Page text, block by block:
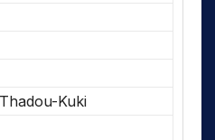
Kuki